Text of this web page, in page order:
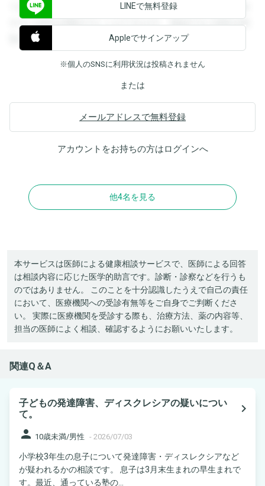
できます。登録すると回答を閲覧することができます。登録
すると回答を閲覧することができます。登録すると回答を閲
覧することができます。
LINEで無料登録
Appleでサインアップ
※個人のSNSに利用状況は投稿されません
または
メールアドレスで無料登録
アカウントをお持ちの方はログインへ
他4名を見る
本サービスは医師による健康相談サービスで、医師による回答
は相談内容に応じた医学的助言です。診断・診察などを行うも
のではありません。 このことを十分認識したうえで自己の責任
において、医療機関への受診有無等をご自身でご判断くださ
い。 実際に医療機関を受診する際も、治療方法、薬の内容等、
担当の医師によく相談、確認するようにお願いいたします。
関連Q＆A
子どもの発達障害、ディスクレシアの疑いについ
て。
navigate_next
person 10歳未満/男性 - 2026/07/03
小学校3年生の息子について発達障害・ディスレクシアなど
が疑われるかの相談です。 息子は3月末生まれの早生まれで
す。最近、通っている塾の...